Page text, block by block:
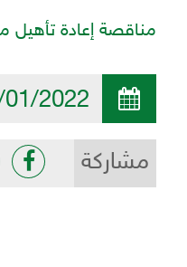
مناقصة إعادة تأهيل
مشاركة